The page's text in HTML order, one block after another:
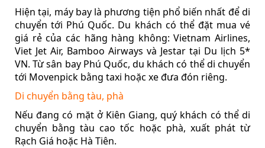
Hiện tại, máy bay là phương tiện phổ biến nhất để di
chuyển tới Phú Quốc. Du khách có thể đặt mua vé
giá rẻ của các hãng hàng không: Vietnam Airlines,
Viet Jet Air, Bamboo Airways và Jestar tại Du lịch 5*
VN. Từ sân bay Phú Quốc, du khách có thể di chuyển
tới Movenpick bằng taxi hoặc xe đưa đón riêng.
Di chuyển bằng tàu, phà
Nếu đang có mặt ở Kiên Giang, quý khách có thể di
chuyển bằng tàu cao tốc hoặc phà, xuất phát từ
Rạch Giá hoặc Hà Tiên.